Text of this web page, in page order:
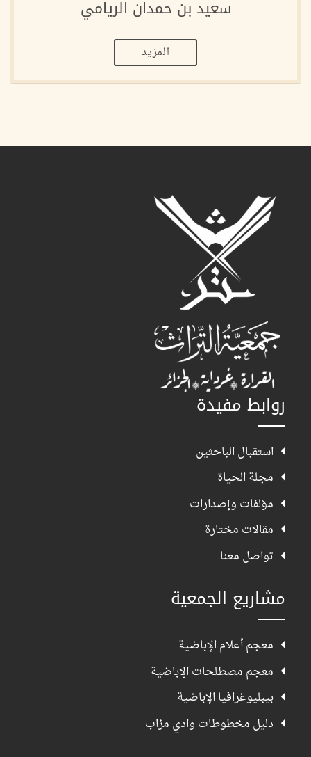
سعيد بن حمدان الريامي
المزيد
روابط مفيدة
استقبال الباحثين
مجلة الحياة
مؤلفات وإصدارات
مقالات مختارة
تواصل معنا
مشاريع الجمعية
معجم أعلام الإباضية
معجم مصطلحات الإباضية
بيبليوغرافيا الإباضية
دليل مخطوطات وادي مزاب